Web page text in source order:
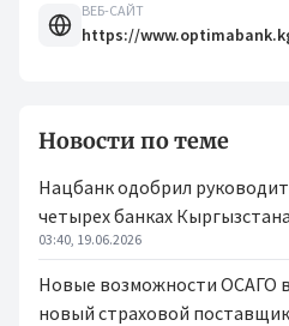
ВЕБ-САЙТ
https://
Новости по теме
Нацбанк одобрил
четырех банках Кыргызстана
03:40, 19.06.2026
Новые возможности ОСАГО
новый страховой